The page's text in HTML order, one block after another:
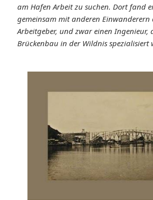
am Hafen Arbeit zu suchen. Dort fand
gemeinsam mit anderen Einwanderern
Arbeitgeber, und zwar einen Ingenieur,
Brückenbau in der Wildnis spezialisiert